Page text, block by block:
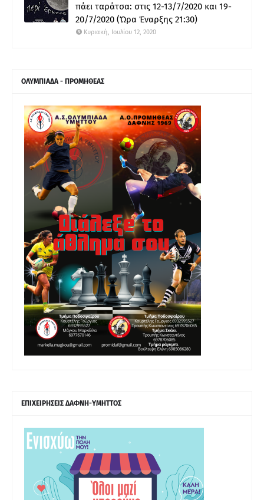
πάει ταράτσα: στις 12-13/7/2020 και 19-
20/7/2020 (Ώρα Έναρξης 21:30)
Κυριακή, Ιουλίου 12, 2020
ΟΛΥΜΠΙΑΔΑ - ΠΡΟΜΗΘΕΑΣ
ΕΠΙΧΕΙΡΗΣΕΙΣ ΔΑΦΝΗ-ΥΜΗΤΤΟΣ